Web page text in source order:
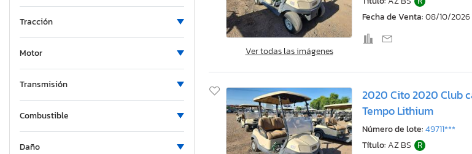
Bri-Mar
Buck Dandy
Cargo
Carry-On
Carson
Tracción
Motor
Transmisión
Combustible
Daño
Ver todas las imágenes
Fecha de Venta:08/10/2026
2020 Cito 2020 Club
Tempo Lithium
Número de lote:49711***
Título: AZ BS R